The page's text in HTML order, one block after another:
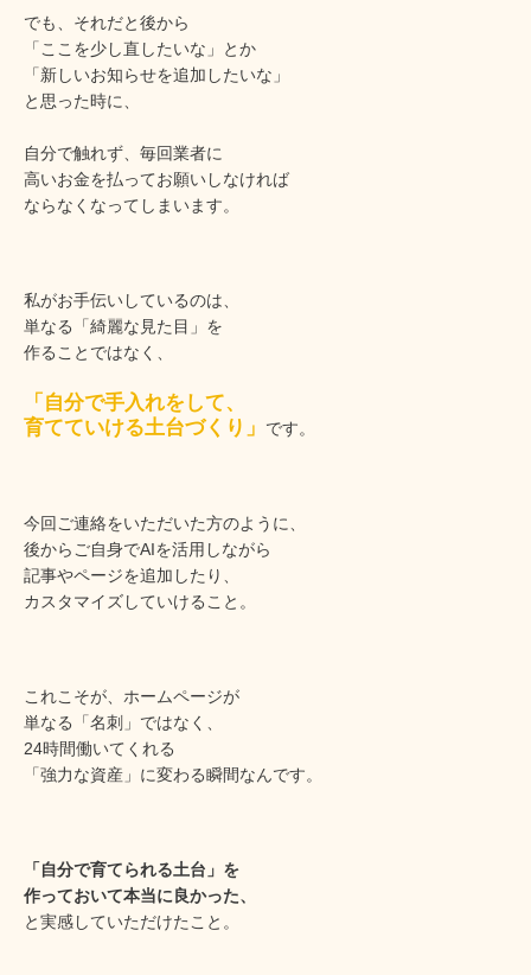
でも、それだと後から
「ここを少し直したいな」とか
「新しいお知らせを追加したいな」
と思った時に、
自分で触れず、毎回業者に
高いお金を払ってお願いしなければ
ならなくなってしまいます。
私がお手伝いしているのは、
単なる「綺麗な見た目」を
作ることではなく、
「自分で手入れをして、
育てていける土台づくり」
です。
今回ご連絡をいただいた方のように、
後からご自身でAIを活用しながら
記事やページを追加したり、
カスタマイズしていけること。
これこそが、ホームページが
単なる「名刺」ではなく、
24時間働いてくれる
「強力な資産」に変わる瞬間なんです。
「自分で育てられる土台」を
作っておいて本当に良かった、
と実感していただけたこと。